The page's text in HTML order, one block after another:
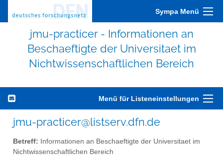
Sympa Menü
jmu-practicer - Informationen an
Beschaeftigte der Universitaet im
Nichtwissenschaftlichen Bereich
Menü für Listeneinstellungen
jmu-practicer@listserv.dfn.de
Betreff: Informationen an Beschaeftigte der Universitaet im
Nichtwissenschaftlichen Bereich